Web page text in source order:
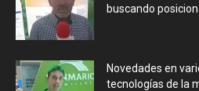
buscando
Novedades en
tecnologías de la